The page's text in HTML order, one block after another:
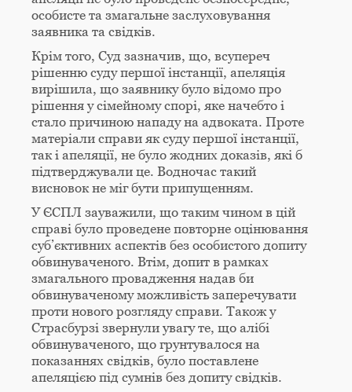
особисте та змагальне заслуховування
заявника та свідків.
Крім того, Суд зазначив, що, всупереч
рішенню суду першої інстанції, апеляція
вирішила, що заявнику було відомо про
рішення у сімейному спорі, яке начебто і
стало причиною нападу на адвоката. Проте
матеріали справи як суду першої інстанції,
так і апеляції, не було жодних доказів, які б
підтверджували це. Водночас такий
висновок не міг бути припущенням.
У ЄСПЛ зауважили, що таким чином в цій
справі було проведене повторне оцінювання
суб’єктивних аспектів без особистого допиту
обвинуваченого. Втім, допит в рамках
змагального провадження надав би
обвинуваченому можливість заперечувати
проти нового розгляду справи. Також у
Страсбурзі звернули увагу те, що алібі
обвинуваченого, що грунтувалося на
показаннях свідків, було поставлене
апеляцією під сумнів без допиту свідків.